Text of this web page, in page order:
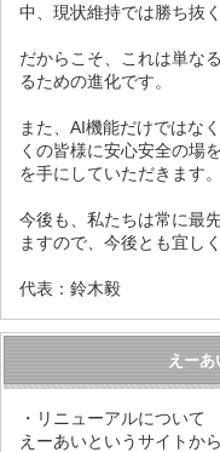
中、現状維持では勝ち抜
だからこそ、これは単な
るための進化です。
また、AI機能だけではな
くの皆様に安心安全の場
を手にしていただきます。
今後も、私たちは常に最
ますので、今後とも宜し
代表：鈴木毅
えー
・リニューアルについて
えーあいというサイトか